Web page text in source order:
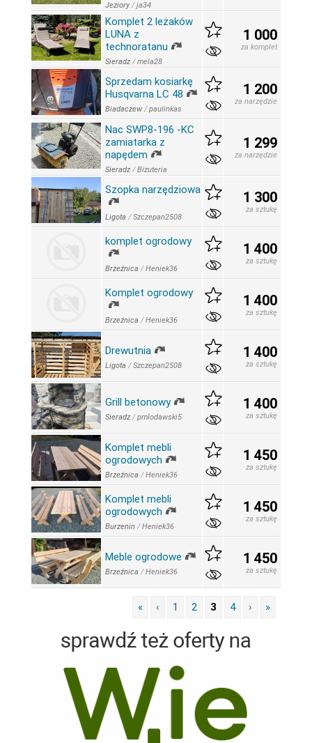
Jeziory /ja34
Komplet 2 leżaków
LUNA z
technoratanu
Sieradz /mela28
1 000
za komplet
Sprzedam kosiarkę
Husqvarna LC 48
Biadaczew /paulinkas
1 200
za narzędzie
Nac SWP8-196 -KC
zamiatarka z
napędem
Sieradz /Bizuteria
1 299
za narzędzie
Szopka narzędziowa
Ligota /Szczepan2508
1 300
za sztukę
komplet ogrodowy
Brzeźnica /Heniek36
1 400
za sztukę
Komplet ogrodowy
Brzeźnica /Heniek36
1 400
za sztukę
Drewutnia
Ligota /Szczepan2508
1 400
za sztukę
Grill betonowy
Sieradz /pmlodawski5
1 400
za sztukę
Komplet mebli
ogrodowych
Brzeźnica /Heniek36
1 450
za sztukę
Komplet mebli
ogrodowych
Burzenin /Heniek36
1 450
za sztukę
Meble ogrodowe
Brzeźnica /Heniek36
1 450
za sztukę
« ‹ 1 2 3 4 › »